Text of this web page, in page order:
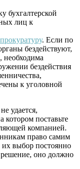
бухгалтерской
лиц к
. Если по
бездействуют,
необходима
бездействия
к уголовной
удается,
котором поставьте
компанией.
право самим
выбор постоянно
оно должно